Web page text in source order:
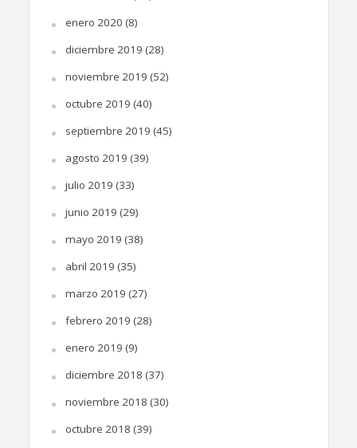
enero 2020 (8)
diciembre 2019 (28)
noviembre 2019 (52)
octubre 2019 (40)
septiembre 2019 (45)
agosto 2019 (39)
julio 2019 (33)
junio 2019 (29)
mayo 2019 (38)
abril 2019 (35)
marzo 2019 (27)
febrero 2019 (28)
enero 2019 (9)
diciembre 2018 (37)
noviembre 2018 (30)
octubre 2018 (39)